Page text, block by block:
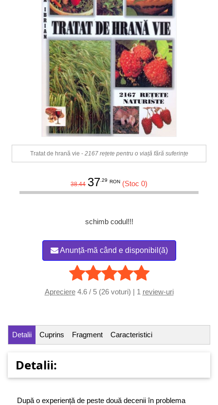
Tratat de hrană vie - 2167 rețete pentru o viață fără suferințe
38.44 37.29 RON (Stoc 0)
schimb codul!!!
Anunță-mă când e disponibil(ă)
Apreciere4.6 / 5 (26 voturi) | 1 review-uri
Detalii Cuprins Fragment Caracteristici
Detalii:
După o experiență de peste două decenii în problema